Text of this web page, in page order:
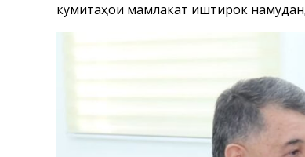
кумитаҳои мамлакат иштирок